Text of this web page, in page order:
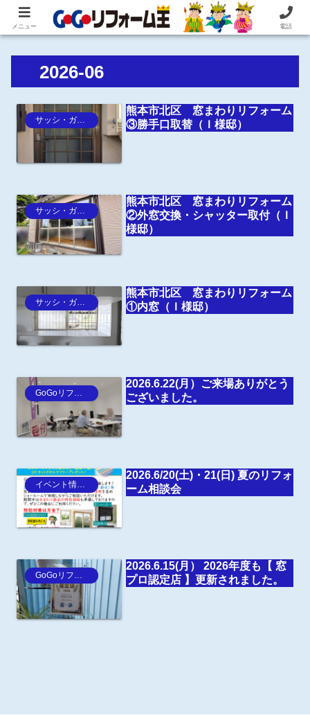
住まいの困ったを即解決！住宅リフォーム専門 株式会社 笠井産業
2026-06
サッシ・ガラス
熊本市北区 窓まわりリフォーム
③勝手口取替（Ｉ様邸）
サッシ・ガラス
熊本市北区 窓まわりリフォーム
②外窓交換・シャッター取付（Ｉ
様邸）
サッシ・ガラス
熊本市北区 窓まわりリフォーム
①内窓（Ｉ様邸）
GoGoリフォーム王Blog
2026.6.22(月）ご来場ありがとう
ございました。
イベント情報・お知らせ
2026.6/20(土)・21(日) 夏のリフォ
ーム相談会
GoGoリフォーム王Blog
2026.6.15(月） 2026年度も【 窓
プロ認定店 】更新されました。
メニュー 電話